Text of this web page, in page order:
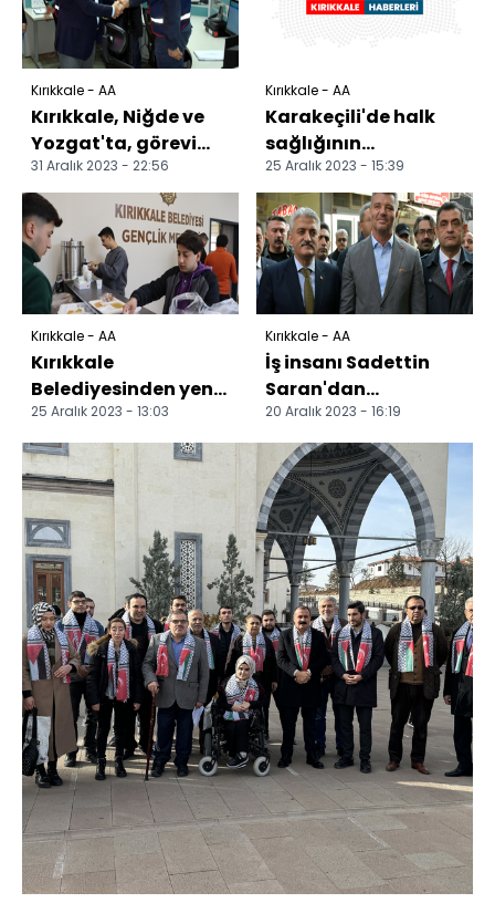
Kırıkkale - AA
Kırıkkale, Niğde ve
Yozgat'ta, görevi
başındaki personelin
yeni yılı kutlan...
31 Aralık 2023 - 22:56
Kırıkkale - AA
Karakeçili'de halk
sağlığının
korunmasına
yönelik bazı
önlemler alındı
25 Aralık 2023 - 15:39
Kırıkkale - AA
Kırıkkale
Belediyesinden yeni
Gençlik Merkezi
25 Aralık 2023 - 13:03
Kırıkkale - AA
İş insanı Sadettin
Saran'dan
Kırıkkale'ye etüt
merkezi
20 Aralık 2023 - 16:19